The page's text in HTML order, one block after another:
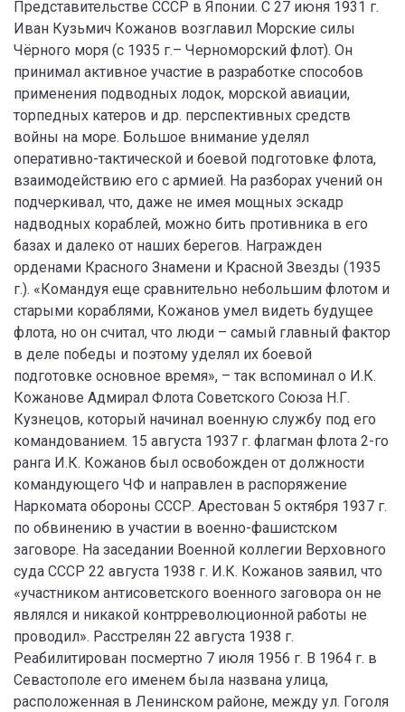
Представительстве СССР в Японии. С 27 июня 1931 г.
Иван Кузьмич Кожанов возглавил Морские силы
Чёрного моря (с 1935 г.– Черноморский флот). Он
принимал активное участие в разработке способов
применения подводных лодок, морской авиации,
торпедных катеров и др. перспективных средств
войны на море. Большое внимание уделял
оперативно-тактической и боевой подготовке флота,
взаимодействию его с армией. На разборах учений он
подчеркивал, что, даже не имея мощных эскадр
надводных кораблей, можно бить противника в его
базах и далеко от наших берегов. Награжден
орденами Красного Знамени и Красной Звезды (1935
г.). «Командуя еще сравнительно небольшим флотом и
старыми кораблями, Кожанов умел видеть будущее
флота, но он считал, что люди – самый главный фактор
в деле победы и поэтому уделял их боевой
подготовке основное время», – так вспоминал о И.К.
Кожанове Адмирал Флота Советского Союза Н.Г.
Кузнецов, который начинал военную службу под его
командованием. 15 августа 1937 г. флагман флота 2-го
ранга И.К. Кожанов был освобожден от должности
командующего ЧФ и направлен в распоряжение
Наркомата обороны СССР. Арестован 5 октября 1937 г.
по обвинению в участии в военно-фашистском
заговоре. На заседании Военной коллегии Верховного
суда СССР 22 августа 1938 г. И.К. Кожанов заявил, что
«участником антисоветского военного заговора он не
являлся и никакой контрреволюционной работы не
проводил». Расстрелян 22 августа 1938 г.
Реабилитирован посмертно 7 июля 1956 г. В 1964 г. в
Севастополе его именем была названа улица,
расположенная в Ленинском районе, между ул. Гоголя